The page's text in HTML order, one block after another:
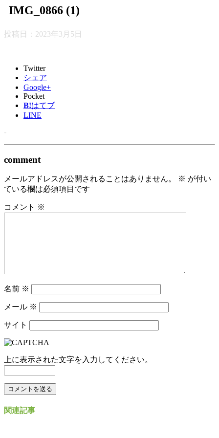
IMG_0866 (1)
投稿日： 2023年3月5日
Twitter
シェア
Google+
Pocket
B!はてブ
LINE
-
comment
メールアドレスが公開されることはありません。 ※ が付い
ている欄は必須項目です
コメント ※
名前 ※
メール ※
サイト
上に表示された文字を入力してください。
関連記事